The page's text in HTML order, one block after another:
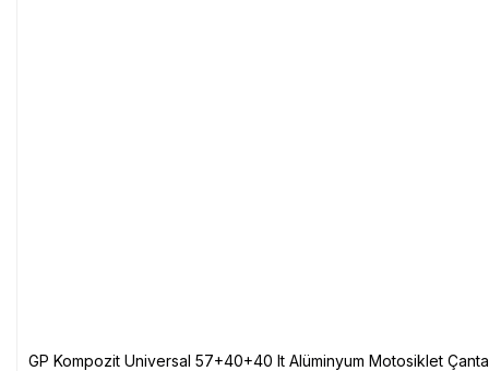
GP Kompozit Universal 57+40+40 lt Alüminyum Motosiklet